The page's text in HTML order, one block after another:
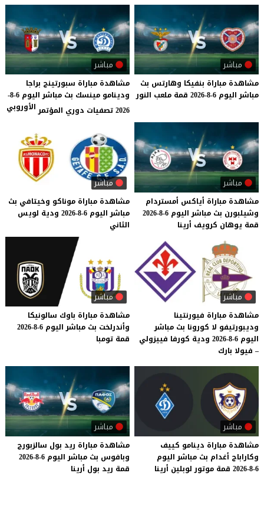
مباشر
مشاهدة مباراة بنفيكا وهارتس بث
مباشر اليوم 6-8-2026 قمة ملعب النور
مباشر
مشاهدة مباراة سبورتينج براجا
ودينامو مينسك بث مباشر اليوم 6-8-
2026 تصفيات دوري المؤتمر
الأوروبي
مباشر
مشاهدة مباراة أياكس أمستردام
وشيلبورن بث مباشر اليوم 6-8-2026
قمة يوهان كرويف أرينا
مباشر
مشاهدة مباراة موناكو وخيتافي بث
مباشر اليوم 6-8-2026 ودية لويس
الثاني
مباشر
مشاهدة مباراة فيورنتينا
وديبورتيفو لا كورونا بث مباشر
اليوم 6-8-2026 ودية كورفا فييزولي
– فيولا بارك
مباشر
مشاهدة مباراة باوك سالونيكا
وأندرلخت بث مباشر اليوم 6-8-2026
قمة تومبا
مباشر
مشاهدة مباراة دينامو كييف
وكاراباج أغدام بث مباشر اليوم
6-8-2026
قمة موتور لوبلين أرينا
مباشر
مشاهدة مباراة ريد بول سالزبورج
وبافوس بث مباشر اليوم 6-8-2026
قمة ريد بول أرينا